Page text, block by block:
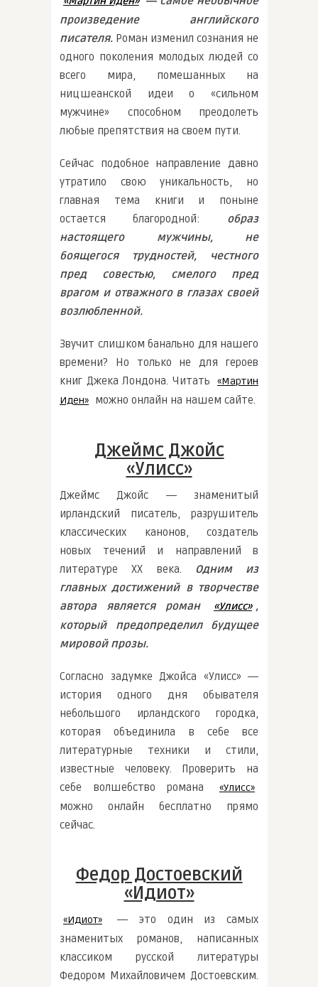
произведение английского
писателя. Роман изменил сознания не
одного поколения молодых людей со
всего мира, помешанных на
ницшеанской идеи о «сильном
мужчине» способном преодолеть
любые препятствия на своем пути.
Сейчас подобное направление давно
утратило свою уникальность, но
главная тема книги и поныне
остается благородной: образ
настоящего мужчины, не
боящегося трудностей, честного
пред совестью, смелого пред
врагом и отважного в глазах своей
возлюбленной.
Звучит слишком банально для нашего
времени? Но только не для героев
книг Джека Лондона. Читать
«Мартин
Иден» можно онлайн на нашем сайте.
Джеймс Джойс
«Улисс»
Джеймс Джойс ― знаменитый
ирландский писатель, разрушитель
классических канонов, создатель
новых течений и направлений в
литературе ХХ века.
Одним из
главных достижений в творчестве
автора является роман
«Улисс» ,
который предопределил будущее
мировой прозы.
Согласно задумке Джойса «Улисс» ―
история одного дня обывателя
небольшого ирландского городка,
которая объединила в себе все
литературные техники и стили,
известные человеку. Проверить на
себе волшебство романа
«Улисс»
можно онлайн бесплатно прямо
сейчас.
Федор Достоевский
«Идиот»
«Идиот»
― это один из самых
знаменитых романов, написанных
классиком русской литературы
Федором Михайловичем Достоевским.